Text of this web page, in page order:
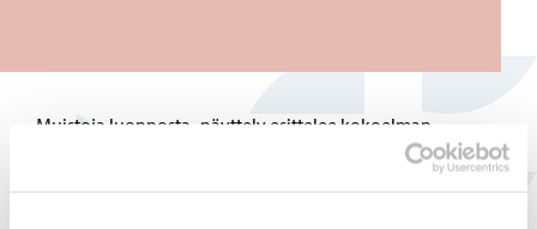
Muistoja luonnosta -näyttely esittelee kokoelman
öljyvärimaalauksia, jotka vangitsevat paikallisen luonnon
ja maisemien intiimin kauneuden. Jokainen teos heijastaa